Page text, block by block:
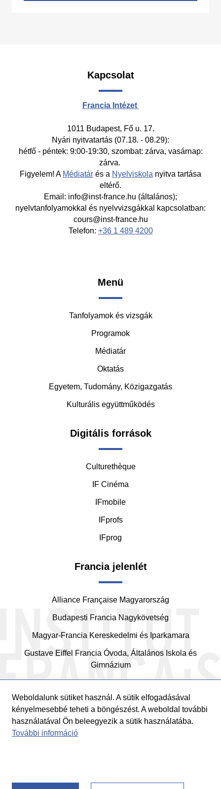
Kapcsolat
Francia Intézet
1011 Budapest, Fő u. 17.
Nyári nyitvatartás (07.18. - 08.29):
hétfő - péntek: 9:00-19:30, szombat: zárva, vasárnap:
zárva.
Figyelem! A Médiatár és a Nyelviskola nyitva tartása
eltérő.
Email: info@inst-france.hu (általános);
nyelvtanfolyamokkal és nyelvvizsgákkal kapcsolatban:
cours@inst-france.hu
Telefon: +36 1 489 4200
Menü
Tanfolyamok és vizsgák
Programok
Médiatár
Oktatás
Egyetem, Tudomány, Közigazgatás
Kulturális együttműködés
Digitális források
Culturethèque
IF Cinéma
IFmobile
IFprofs
IFprog
Francia jelenlét
Alliance Française Magyarország
Budapesti Francia Nagykövetség
Magyar-Francia Kereskedelmi és Iparkamara
Gustave Eiffel Francia Óvoda, Általános Iskola és
Gimnázium
Weboldalunk sütiket használ. A sütik elfogadásával
kényelmesebbé teheti a böngészést. A weboldal további
használatával Ön beleegyezik a sütik használatába.
További információ